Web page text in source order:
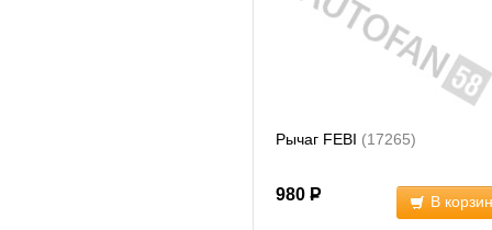
Рычаг FEBI (17265)
980 Р В